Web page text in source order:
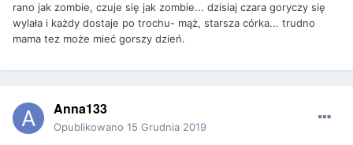
rano jak zombie, czuje się jak zombie... dzisiaj czara goryczy się
wylała i każdy dostaje po trochu- mąż, starsza córka... trudno
mama tez może mieć gorszy dzień.
Anna133
Opublikowano 15 Grudnia 2019